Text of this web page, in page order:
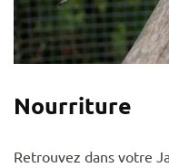
Nourriture
Retrouvez dans votre